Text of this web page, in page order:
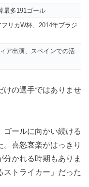
最多191ゴール
リカW杯、2014年ブラジ
ア出演、スペインでの活
けの選手ではありませ
ゴールに向かい続ける
喜怒哀楽がはっきり
かれる時期もありま
ストライカー」だった